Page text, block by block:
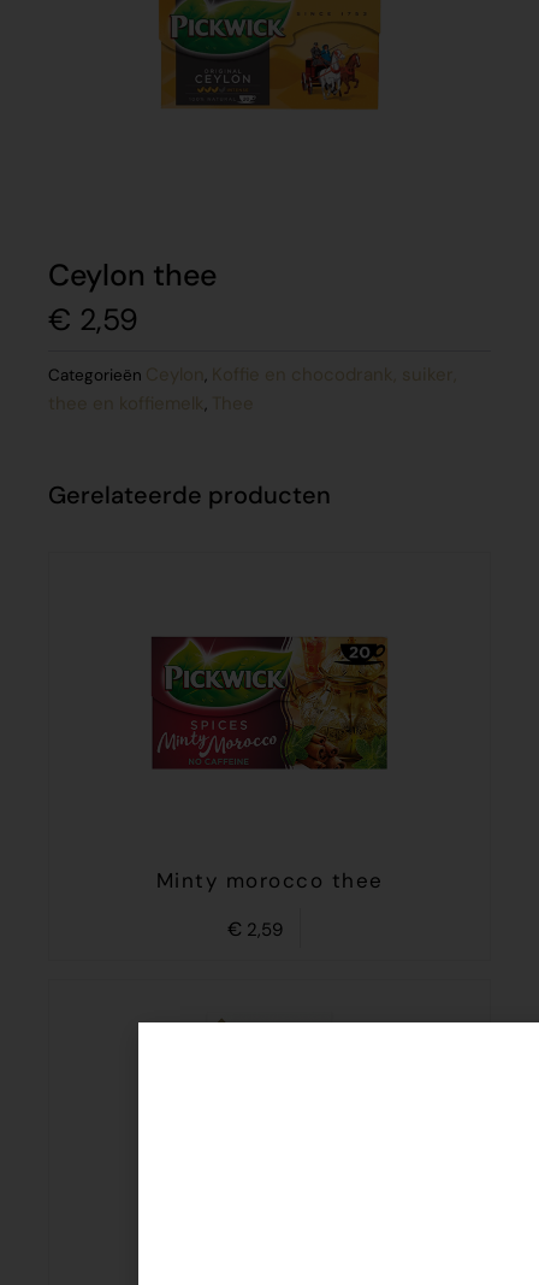
Ceylon thee
€ 2,59
Categorieën Ceylon , Koffie en chocodrank, suiker,
thee en koffiemelk , Thee
Gerelateerde producten
Minty morocco thee
€ 2,59